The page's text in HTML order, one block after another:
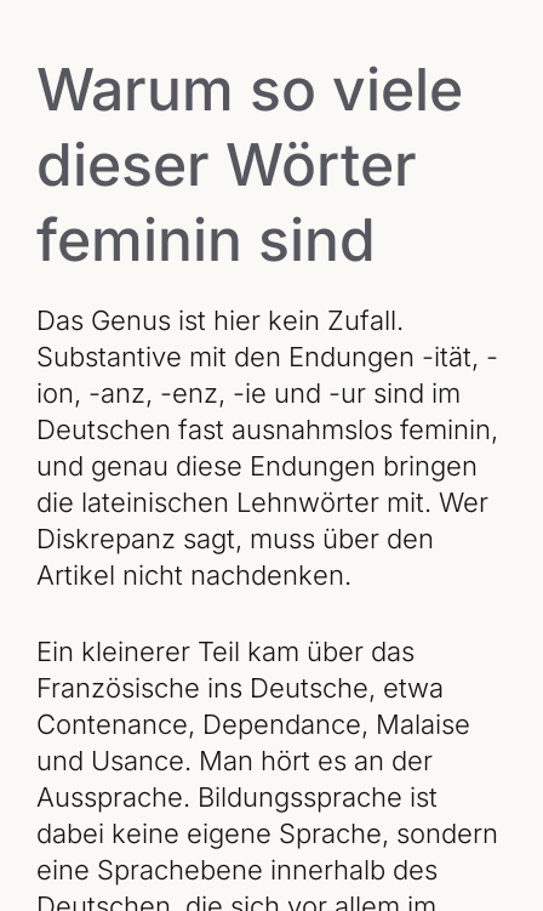
Warum so viele
dieser Wörter
feminin sind
Das Genus ist hier kein Zufall.
Substantive mit den Endungen -ität, -
ion, -anz, -enz, -ie und -ur sind im
Deutschen fast ausnahmslos feminin,
und genau diese Endungen bringen
die lateinischen Lehnwörter mit. Wer
Diskrepanz sagt, muss über den
Artikel nicht nachdenken.
Ein kleinerer Teil kam über das
Französische ins Deutsche, etwa
Contenance, Dependance, Malaise
und Usance. Man hört es an der
Aussprache. Bildungssprache ist
dabei keine eigene Sprache, sondern
eine Sprachebene innerhalb des